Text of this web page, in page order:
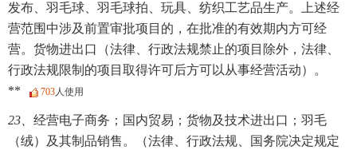
发布、羽毛球、羽毛球拍、玩具、纺织工艺品生产。上述经
营范围中涉及前置审批项目的，在批准的有效期内方可经
营。货物进出口（法律、行政法规禁止的项目除外，法律、
行政法规限制的项目取得许可后方可以从事经营活动）。
**
703人使用
23、 经营电子商务；国内贸易；货物及技术进出口；羽毛
（绒）及其制品销售。（法律、行政法规、国务院决定规定